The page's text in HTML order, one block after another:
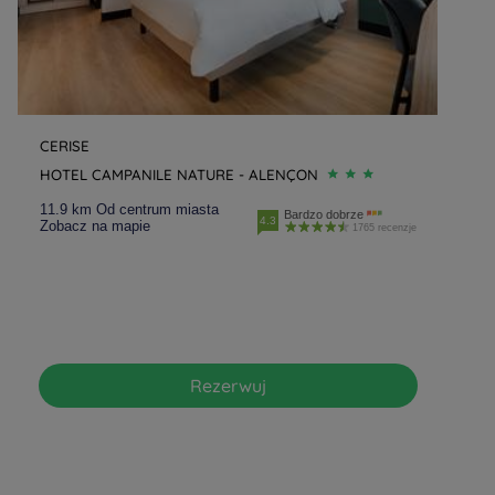
CERISE
HOTEL CAMPANILE NATURE - ALENÇON
11.9 km Od centrum miasta
Zobacz na mapie
4.3 Bardzo dobrze
1765 recenzje
Rezerwuj